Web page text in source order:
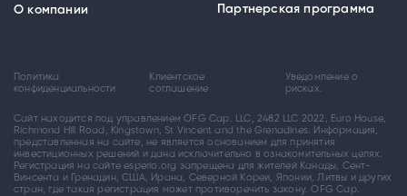
О компании Партнерская программа
Политика
конфиденциальности
Клиентское
соглашение
Уведомление о
рисках.
Сайт находится под управлением OFG Cap. LLC, 2482 LLC 2022, Euro House,
Richmond Hill Road, Kingstown, St Vincent and the Grenadines. Информация,
представленная на сайте, не является основанием для принятия
инвестиционных решений и дана исключительно в ознакомительных целях.
Регистрация на сайте esperio.org запрещена для жителей Канады, Сент-
Винсента и Гренадин, США, Ирана, Северной Кореи, Японии, Литвы и других
стран, где такая регистрация может противоречить закону. OFG Cap.